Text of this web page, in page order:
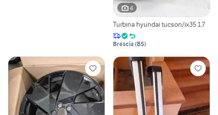
4
Turbina hyundai tucson/ix35 1.7
Brescia (BS)